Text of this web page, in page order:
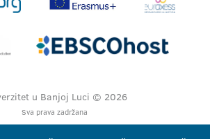
u Banjoj Luci © 2026
Sva prava zadržana